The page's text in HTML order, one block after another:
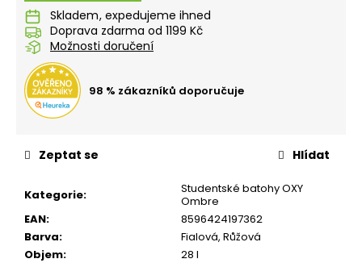
Skladem
Doprava zdarma od 1199 Kč
Možnosti doručení
98 % zákazníků doporučuje
Kategorie:
Studentské batohy OXY
Ombre
EAN:
8596424197362
Barva: Fialová, Růžová
Objem:
28 l
Zeptat se Hlídat
SPEED
149
Kč